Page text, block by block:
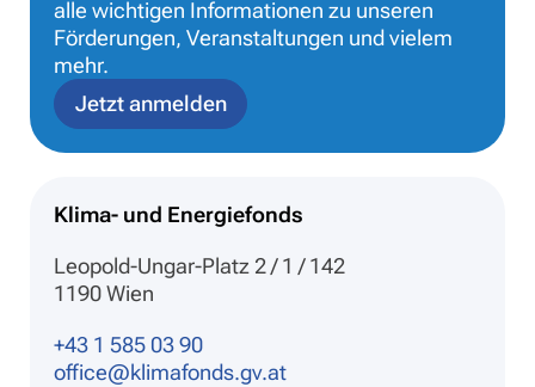
alle wichtigen Informationen zu unseren
Förderungen, Veranstaltungen und vielem
mehr.
Jetzt anmelden
Klima- und Energiefonds
Leopold-Ungar-Platz 2 / 1 / 142
1190 Wien
+43 1 585 03 90
office@klimafonds.gv.at